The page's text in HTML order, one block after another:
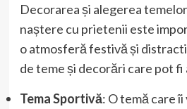
Decorarea și alegerea
naștere cu prietenii este
o atmosferă festivă și
de teme și decorări care pot fi
Tema Sportivă: O temă care îi